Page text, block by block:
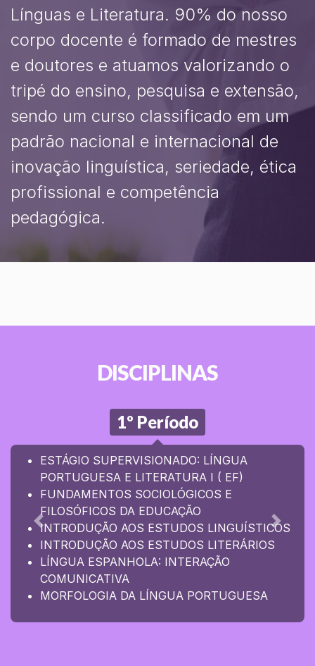
Línguas e Literatura. 90% do nosso
corpo docente é formado de mestres
e doutores e atuamos valorizando o
tripé do ensino, pesquisa e extensão,
sendo um curso classificado em um
padrão nacional e internacional de
inovação linguística, seriedade, ética
profissional e competência
pedagógica.
DISCIPLINAS
Anterior
1º Período
ESTÁGIO SUPERVISIONADO: LÍNGUA
PORTUGUESA E LITERATURA I ( EF)
FUNDAMENTOS SOCIOLÓGICOS E
FILOSÓFICOS DA EDUCAÇÃO
INTRODUÇÃO AOS ESTUDOS LINGUÍSTICOS
INTRODUÇÃO AOS ESTUDOS LITERÁRIOS
LÍNGUA ESPANHOLA: INTERAÇÃO
COMUNICATIVA
MORFOLOGIA DA LÍNGUA PORTUGUESA